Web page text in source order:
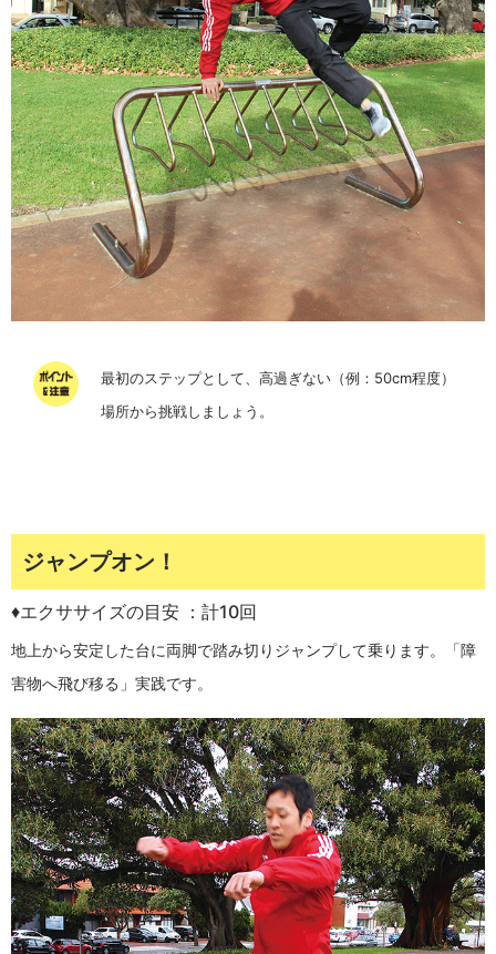
最初のステップとして、高過ぎない（例：50cm程度）
場所から挑戦しましょう。
ジャンプオン！
♦エクササイズの目安 ：計10回
地上から安定した台に両脚で踏み切りジャンプして乗ります。「障
害物へ飛び移る」実践です。